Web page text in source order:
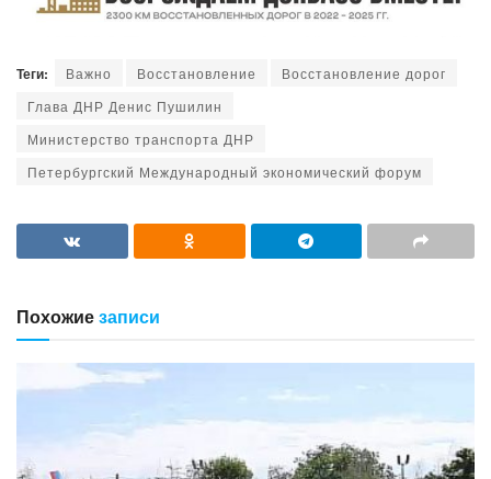
Теги: Важно Восстановление
Восстановление дорог
Глава ДНР Денис Пушилин
Министерство транспорта ДНР
Петербургский Международный экономический форум
Похожиезаписи